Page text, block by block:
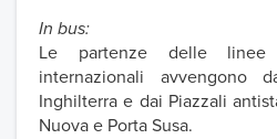
In bus:
Le partenze delle
internazionali avvengono
Inghilterra e dai Piazzali
Nuova e Porta Susa.